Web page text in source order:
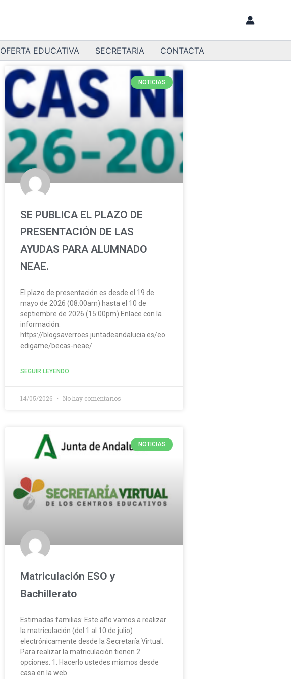
OFERTA EDUCATIVA SECRETARIA CONTACTA
NOTICIAS
SE PUBLICA EL PLAZO DE
PRESENTACIÓN DE LAS
AYUDAS PARA ALUMNADO
NEAE.
El plazo de presentación es desde el 19 de
mayo de 2026 (08:00am) hasta el 10 de
septiembre de 2026 (15:00pm).Enlace con la
información:
https://blogsaverroes.juntadeandalucia.es/eo
edigame/becas-neae/
SEGUIR LEYENDO
14/05/2026 No hay comentarios
NOTICIAS
Matriculación ESO y
Bachillerato
Estimadas familias: Este año vamos a realizar
la matriculación (del 1 al 10 de julio)
electrónicamente desde la Secretaría Virtual.
Para realizar la matriculación tienen 2
opciones: 1. Hacerlo ustedes mismos desde
casa en la web